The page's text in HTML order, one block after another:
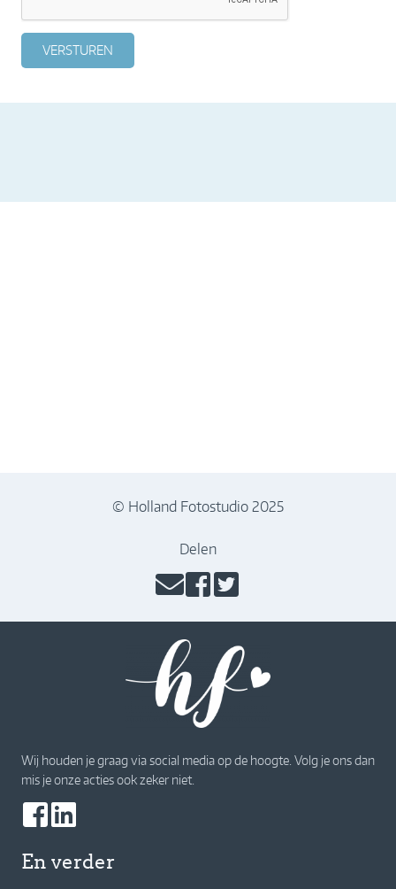
VERSTUREN
© Holland Fotostudio 2025
Delen
Wij houden je graag via social media op de hoogte. Volg je ons dan
mis je onze acties ook zeker niet.
En verder